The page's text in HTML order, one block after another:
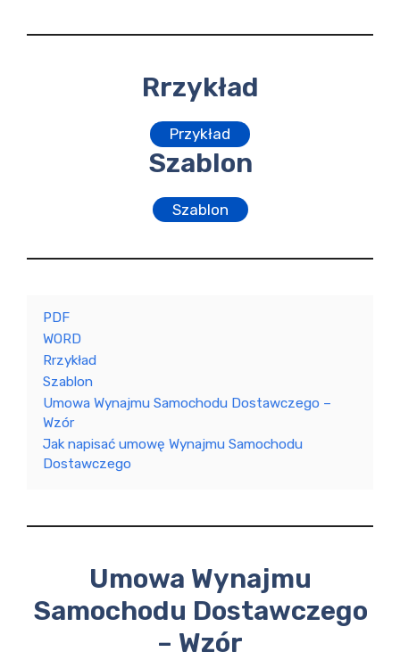
Rrzykład
Przykład
Szablon
Szablon
PDF
WORD
Rrzykład
Szablon
Umowa Wynajmu Samochodu Dostawczego –
Wzór
Jak napisać umowę Wynajmu Samochodu
Dostawczego
Umowa Wynajmu
Samochodu Dostawczego
– Wzór